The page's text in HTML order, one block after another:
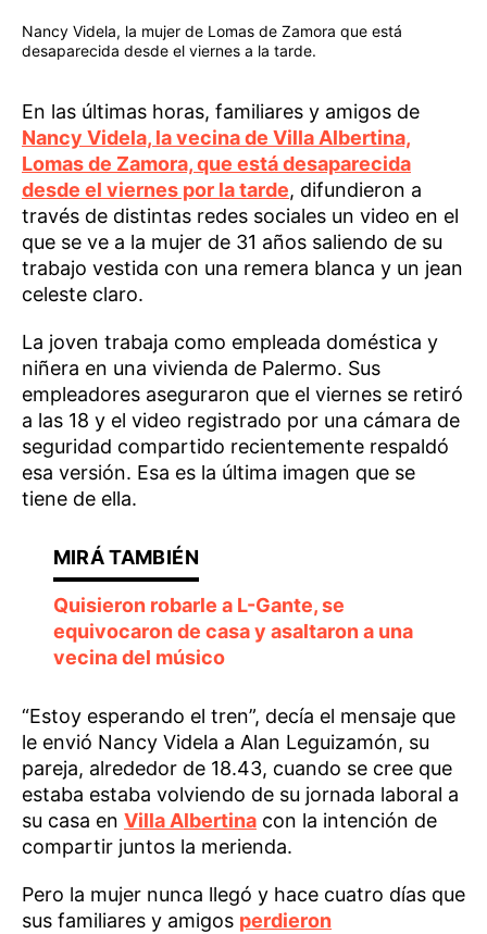
Nancy Videla, la mujer de Lomas de Zamora que está
desaparecida desde el viernes a la tarde.
En las últimas horas, familiares y amigos de
Nancy Videla, la vecina de Villa Albertina,
Lomas de Zamora, que está desaparecida
desde el viernes por la tarde, difundieron a
través de distintas redes sociales un video en el
que se ve a la mujer de 31 años saliendo de su
trabajo vestida con una remera blanca y un jean
celeste claro.
La joven trabaja como empleada doméstica y
niñera en una vivienda de Palermo. Sus
empleadores aseguraron que el viernes se retiró
a las 18 y el video registrado por una cámara de
seguridad compartido recientemente respaldó
esa versión. Esa es la última imagen que se
tiene de ella.
Quisieron robarle a L-Gante, se
equivocaron de casa y asaltaron a una
vecina del músico
“Estoy esperando el tren”, decía el mensaje que
le envió Nancy Videla a Alan Leguizamón, su
pareja, alrededor de 18.43, cuando se cree que
estaba estaba volviendo de su jornada laboral a
su casa en Villa Albertina con la intención de
compartir juntos la merienda.
Pero la mujer nunca llegó y hace cuatro días que
sus familiares y amigos perdieron